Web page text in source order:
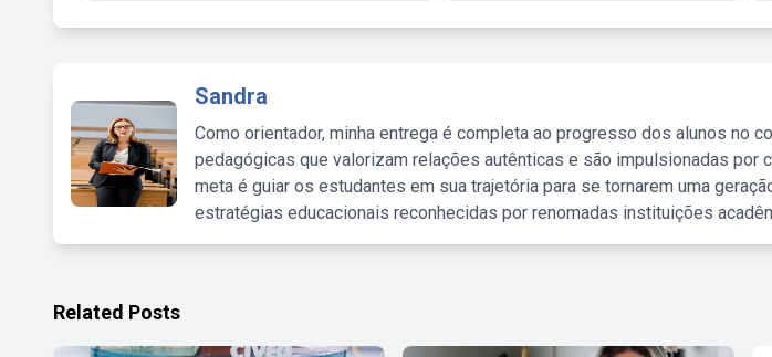
Sandra
Como orientador, minha entrega é completa ao progresso dos alunos no
pedagógicas que valorizam relações autênticas e são impulsionadas por
meta é guiar os estudantes em sua trajetória para se tornarem uma
estratégias educacionais reconhecidas por renomadas instituições
Related Posts